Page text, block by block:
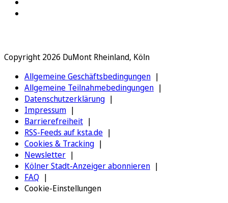
Copyright 2026 DuMont Rheinland, Köln
Allgemeine Geschäftsbedingungen
Allgemeine Teilnahmebedingungen
Datenschutzerklärung
Impressum
Barrierefreiheit
RSS-Feeds auf ksta.de
Cookies & Tracking
Newsletter
Kölner Stadt-Anzeiger abonnieren
FAQ
Cookie-Einstellungen